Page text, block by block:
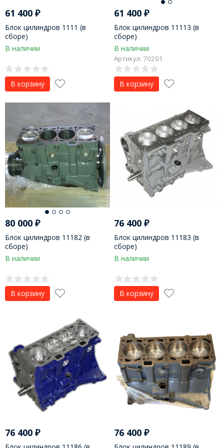
61 400 ₽
Блок цилиндров 1111 (в
сборе)
В наличии
В корзину
61 400₽
Блок цилиндров 11113 (в
сборе)
В наличии
Артикул: 70201
В корзину
80 000 ₽
Блок цилиндров 11182 (в
сборе)
В наличии
В корзину
76 400₽
Блок цилиндров 11183 (в
сборе)
В наличии
В корзину
76 400 ₽ 76 400₽